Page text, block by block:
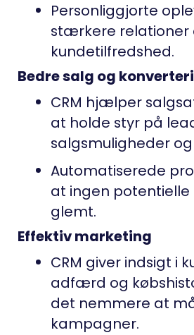
Personliggjorte
stærkere relationer
kundetilfredshed.
Bedre salg og
CRM hjælper
at holde styr på
salgsmuligheder
Automatiserede
at ingen potentielle
glemt.
Effektiv marketing
CRM giver indsigt i
adfærd og
det nemmere at
kampagner.